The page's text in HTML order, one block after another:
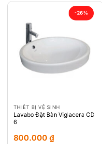
-26%
THIẾT BỊ VỆ SINH
Lavabo Đặt Bàn Viglacera CD
6
800.000 ₫